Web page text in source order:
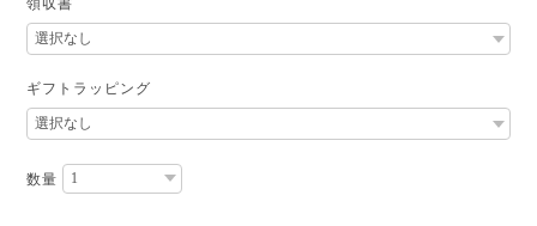
領収書
ギフトラッピング
数量